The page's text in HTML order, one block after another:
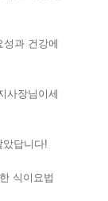
과 건강에
사장님이세
답니다!
식이요법